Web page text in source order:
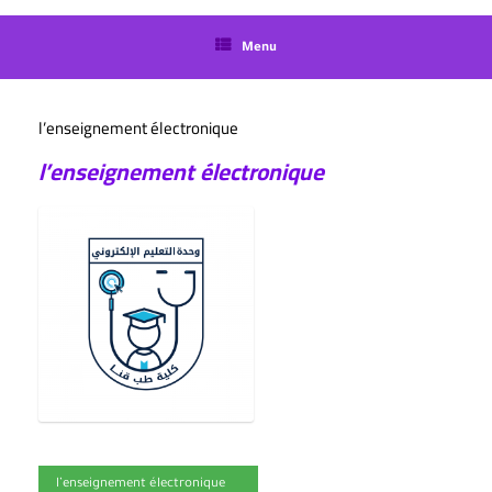
langue
Menu
l’enseignement électronique
l’enseignement électronique
l’enseignement électronique